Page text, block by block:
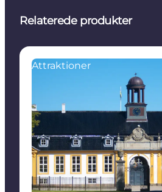
Relaterede produkter
Attraktioner